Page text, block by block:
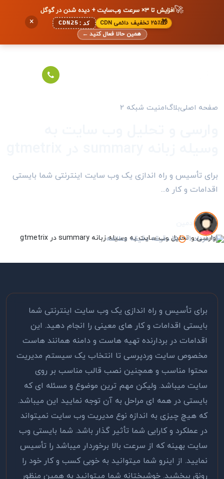
🚀افزایش تا ۳× سرعت وب‌سایت + دیده شدن در گوگل
🎁۲۵٪ تخفیف دائمی CDN کد: CDN25
همین حالا فعال کنید ←
×
صفحه اصلیبلاگامنیت شبکه 2
برای تأسیس و راه اندازی یک وب سایت اینترنتی شما بایستی
اقدامات و کار ه...
21 خرداد 01 15 دقیقه دقیقه مطالعه
برای تأسیس و راه اندازی یک وب سایت اینترنتی شما
بایستی اقدامات و کار های معینی را انجام دهید. این
اقدامات در بردارنده تهیه هاست و دامنه همانند هاست
مخصوص سایت وردپرسی تا انتخاب یک سیستم مدیریت
محتوا مناسب و همچنین نصب قالب مناسب بر روی
سایت میباشد. ولیکن مهم ترین موضوع و مسئله ای که
بایستی در همه ای مراحل به آن توجه نمایید این میباشد.
که هیچ چیزی به اندازه نوع مدیریت وب سایت نمیتواند
در عملکرد و کارایی شما تأثیر گذار باشد. شما بایستی وب
سایت بهینه که از سرعت بالا برخوردار میباشد را تأسیس
نمایید. از اینرو شما میتوانید به خوبی کسب و کار خود را
رونق ببخشید. خوشبختانه شما میتوانید به همین منظور